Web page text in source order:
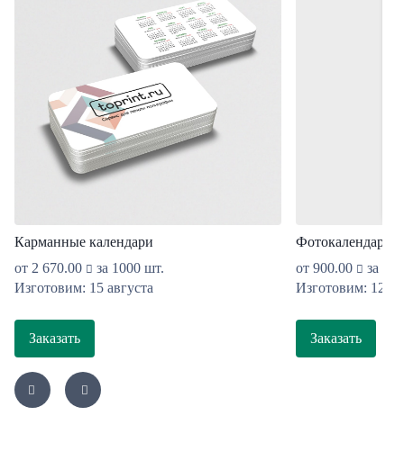
Карманные календари
от 2 670.00
за 1000 шт.
Изготовим: 15 августа
Заказать
Фотокалендарь
от 900.00
за 1
Изготовим: 12
Заказать